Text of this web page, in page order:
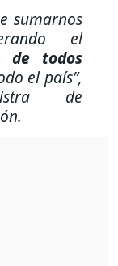
sumarnos
el
de todos
el país”,
de